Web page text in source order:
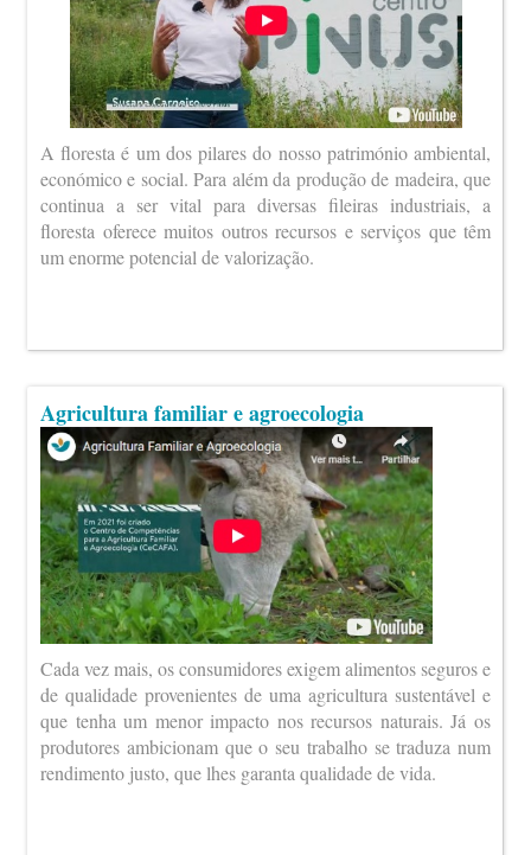
A floresta é um dos pilares do nosso património ambiental,
económico e social. Para além da produção de madeira, que
continua a ser vital para diversas fileiras industriais, a
floresta oferece muitos outros recursos e serviços que têm
um enorme potencial de valorização.
Agricultura familiar e agroecologia
Cada vez mais, os consumidores exigem alimentos seguros e
de qualidade provenientes de uma agricultura sustentável e
que tenha um menor impacto nos recursos naturais. Já os
produtores ambicionam que o seu trabalho se traduza num
rendimento justo, que lhes garanta qualidade de vida.